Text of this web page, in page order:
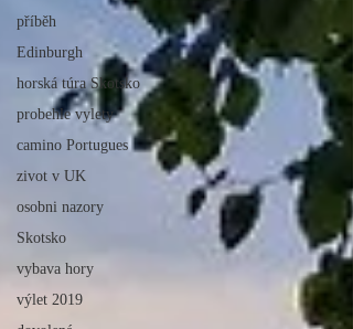
příběh
Edinburgh
horská túra Skotsko
probehle vylety
camino Portugues
zivot v UK
osobni nazory
Skotsko
vybava hory
výlet 2019